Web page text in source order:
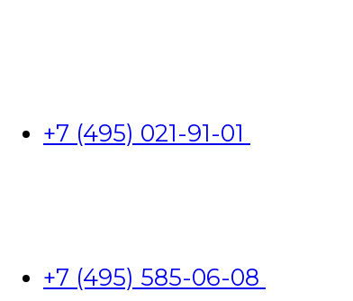
+7 (495) 021-91-01
+7 (495) 585-06-08